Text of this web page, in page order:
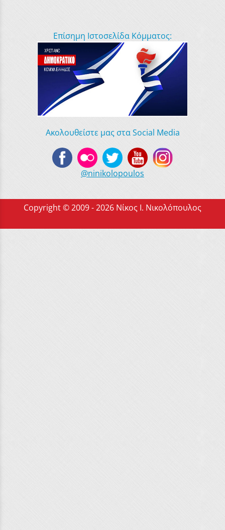
Επίσημη Ιστοσελίδα Κόμματος:
Ακολουθείστε μας στα Social Media
@ninikolopoulos
Copyright © 2009 - 2026 Νίκος Ι. Νικολόπουλος